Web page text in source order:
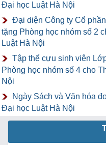
Đại học Luật Hà Nội
Đại diện Công ty Cổ
tặng Phòng học nhóm số 2
Luật Hà Nội
Tập thể cựu sinh viên
Phòng học nhóm số 4 cho
Nội
Ngày Sách và Văn hóa
Đại học Luật Hà Nội